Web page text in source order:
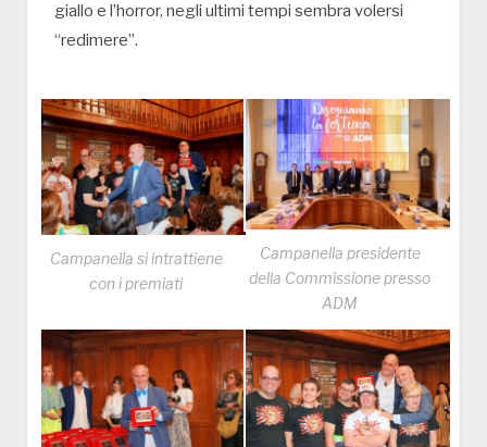
giallo e l’horror, negli ultimi tempi sembra volersi
“redimere”.
Campanella si intrattiene
con i premiati
Campanella presidente
della Commissione presso
ADM